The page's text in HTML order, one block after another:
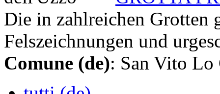
Die in zahlreichen Grotten
Felszeichnungen und
Comune (de): San Vito Lo